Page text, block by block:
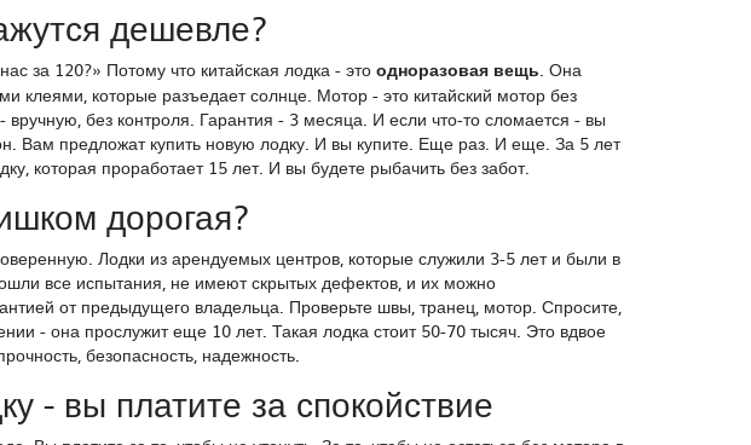
дешевле?
за 120?» Потому что китайская лодка - это одноразовая вещь. Она
клеями, которые разъедает солнце. Мотор - это китайский мотор без
без контроля. Гарантия - 3 месяца. И если что-то сломается - вы
Вам предложат купить новую лодку. И вы купите. Еще раз. И еще. За 5 лет
которая проработает 15 лет. И вы будете рыбачить без забот.
дорогая?
Лодки из арендуемых центров, которые служили 3-5 лет и были в
все испытания, не имеют скрытых дефектов, и их можно
от предыдущего владельца. Проверьте швы, транец, мотор. Спросите,
- она прослужит еще 10 лет. Такая лодка стоит 50-70 тысяч. Это вдвое
безопасность, надежность.
- вы платите за спокойствие